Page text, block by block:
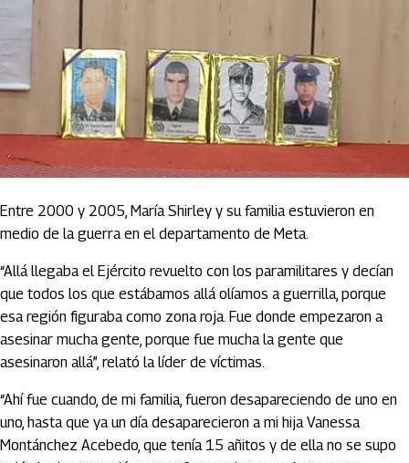
Entre 2000 y 2005, María Shirley y su familia estuvieron en
medio de la guerra en el departamento de Meta.
“Allá llegaba el Ejército revuelto con los paramilitares y decían
que todos los que estábamos allá olíamos a guerrilla, porque
esa región figuraba como zona roja. Fue donde empezaron a
asesinar mucha gente, porque fue mucha la gente que
asesinaron allá”, relató la líder de víctimas.
“Ahí fue cuando, de mi familia, fueron desapareciendo de uno en
uno, hasta que ya un día desaparecieron a mi hija Vanessa
Montánchez Acebedo, que tenía 15 añitos y de ella no se supo